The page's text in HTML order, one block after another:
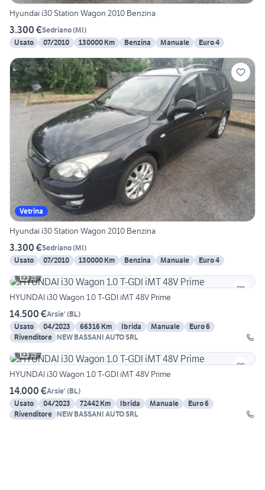
Hyundai i30 Station Wagon 2010 Benzina
3.300 €Sedriano(MI)
Usato
07/2010 130000 Km Benzina Manuale Euro 4
Vetrina
Hyundai i30 Station Wagon 2010 Benzina
3.300 €Sedriano(MI)
Usato
07/2010 130000 Km Benzina Manuale
Euro 4
15
HYUNDAI i30 Wagon 1.0 T-GDI iMT 48V Prime
14.500 €Arsie' (BL)
Usato
04/2023 66316 Km Ibrida Manuale
Euro 6
Rivenditore NEW BASSANI AUTO SRL
15
HYUNDAI i30 Wagon 1.0 T-GDI iMT 48V Prime
14.000 €Arsie' (BL)
Usato
04/2023 72442 Km Ibrida Manuale
Euro 6
Rivenditore NEW BASSANI AUTO SRL